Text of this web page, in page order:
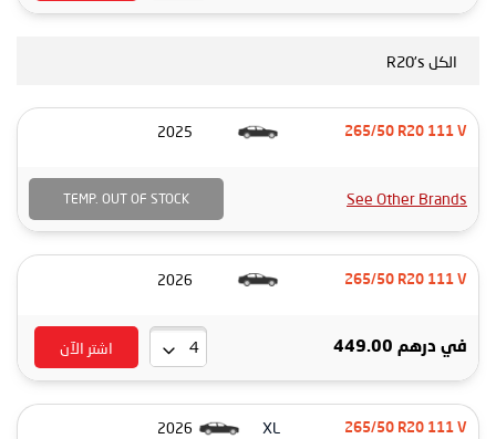
الكل R20's
265/50 R20 111 V
2025
See Other Brands
TEMP. OUT OF STOCK
265/50 R20 111 V
2026
في درهم 449.00 اشتر الآن
265/50 R20 111 V
XL
2026